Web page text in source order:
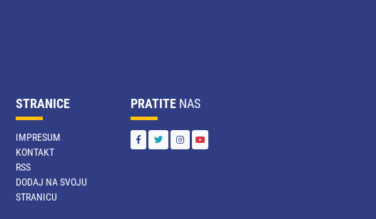
STRANICE
IMPRESUM
KONTAKT
RSS
DODAJ NA SVOJU
STRANICU
PRATITE NAS